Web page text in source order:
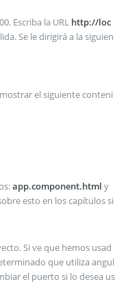
Escriba la URL http://loc
Se le dirigirá a la siguien
el siguiente conteni
app.component.html y
esto en los capítulos si
Si ve que hemos usad
que utiliza angul
el puerto si lo desea us